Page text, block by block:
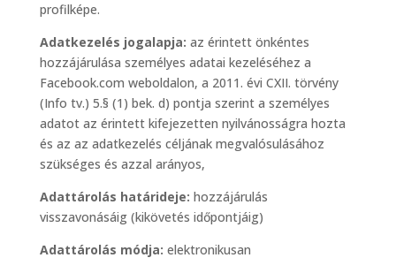
profilképe.
Adatkezelés jogalapja: az érintett önkéntes
hozzájárulása személyes adatai kezeléséhez a
Facebook.com weboldalon, a 2011. évi CXII. törvény
(Info tv.) 5.§ (1) bek. d) pontja szerint a személyes
adatot az érintett kifejezetten nyilvánosságra hozta
és az az adatkezelés céljának megvalósulásához
szükséges és azzal arányos,
Adattárolás határideje: hozzájárulás
visszavonásáig (kikövetés időpontjáig)
Adattárolás módja: elektronikusan